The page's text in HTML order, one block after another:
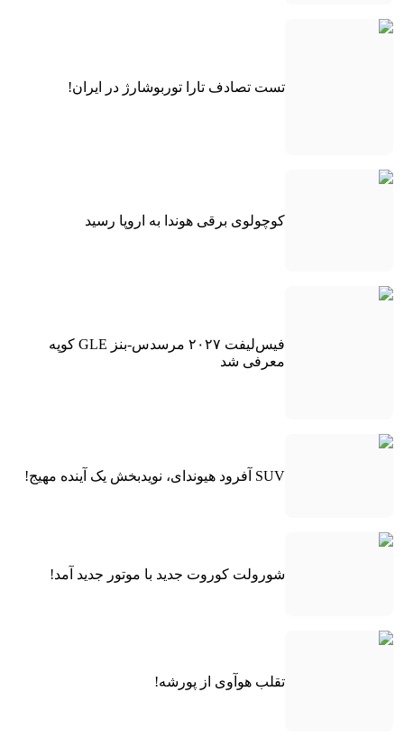
تست تصادف تارا توربوشارژ در ایران!
کوچولوی برقی هوندا به اروپا رسید
فیس‌لیفت ۲۰۲۷ مرسدس-بنز GLE کوپه
معرفی شد
SUV آفرود هیوندای، نویدبخش یک آینده مهیج!
شورولت کوروت جدید با موتور جدید آمد!
تقلب هوآوی از پورشه!